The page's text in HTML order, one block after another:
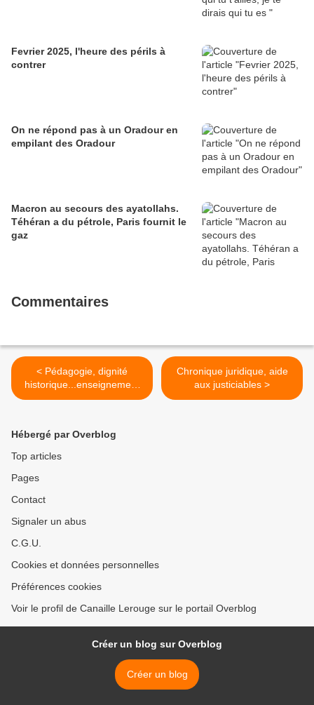
Fevrier 2025, l'heure des périls à
contrer
On ne répond pas à un Oradour en
empilant des Oradour
Macron au secours des ayatollahs.
Téhéran a du pétrole, Paris fournit le
gaz
Commentaires
< Pédagogie, dignité
historique...enseignement
de l'histoire
Chronique juridique, aide
aux justiciables >
Hébergé par Overblog
Top articles
Pages
Contact
Signaler un abus
C.G.U.
Cookies et données personnelles
Préférences cookies
Voir le profil de Canaille Lerouge sur le portail Overblog
Créer un blog sur Overblog
Créer un blog